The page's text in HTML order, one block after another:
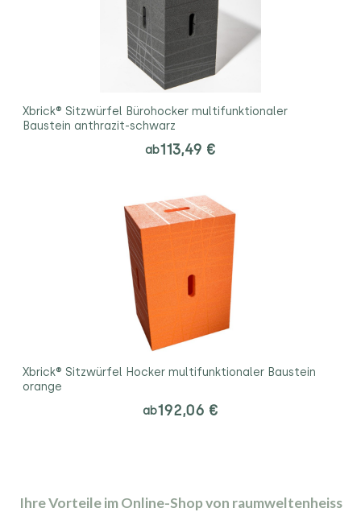
Xbrick® Sitzwürfel Bürohocker multifunktionaler
Baustein anthrazit-schwarz
ab113,49 €
Xbrick® Sitzwürfel Hocker multifunktionaler Baustein
orange
ab192,06 €
Ihre Vorteile im Online-Shop von raumweltenheiss